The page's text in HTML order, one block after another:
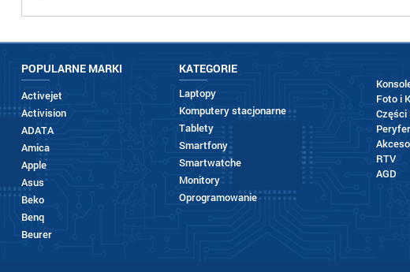
POPULARNE MARKI
Activejet
Activision
ADATA
Amica
Apple
Asus
Beko
Benq
Beurer
KATEGORIE
Laptopy
Komputery stacjonarne
Tablety
Smartfony
Smartwatche
Monitory
Oprogramowanie
Foto i
Części
RTV
AGD